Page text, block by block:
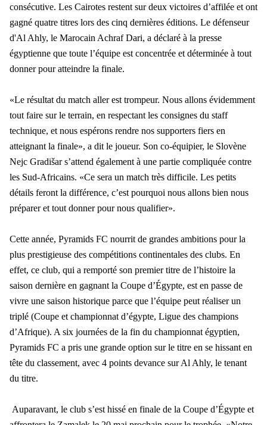
consécutive. Les Cairotes restent sur deux victoires d’affilée et ont
gagné quatre titres lors des cinq dernières éditions. Le défenseur
d'Al Ahly, le Marocain Achraf Dari, a déclaré à la presse
égyptienne que toute l’équipe est concentrée et déterminée à tout
donner pour atteindre la finale.
«Le résultat du match aller est trompeur. Nous allons évidemment
tout faire sur le terrain, en respectant les consignes du staff
technique, et nous espérons rendre nos supporters fiers en
atteignant la finale», a dit le joueur. Son co-équipier, le Slovène
Nejc Gradišar s’attend également à une partie compliquée contre
les Sud-Africains. «Ce sera un match très difficile. Les petits
détails feront la différence, c’est pourquoi nous allons bien nous
préparer et tout donner pour nous qualifier».
Cette année, Pyramids FC nourrit de grandes ambitions pour la
plus prestigieuse des compétitions continentales des clubs. En
effet, ce club, qui a remporté son premier titre de l’histoire la
saison dernière en gagnant la Coupe d’Égypte, est en passe de
vivre une saison historique parce que l’équipe peut réaliser un
triplé (Coupe et championnat d’égypte, Ligue des champions
d’Afrique). A six journées de la fin du championnat égyptien,
Pyramids FC a pris une grande option sur le titre en se hissant en
tête du classement, avec 4 points devance sur Al Ahly, le tenant
du titre.
Auparavant, le club s’est hissé en finale de la Coupe d’Égypte et